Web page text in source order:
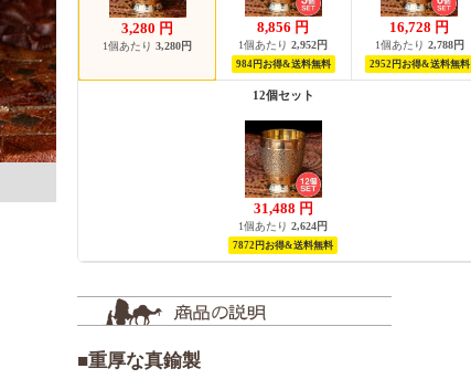
3,280 円
1個あたり3,280円
8,856 円
1個あたり2,952円
984円お得&送料無料
16,728 円
1個あたり 2,788円
2952円お得&送料無料
12個セット
31,488 円
1個あたり2,624円
7872円お得&送料無料
■重厚な真鍮製